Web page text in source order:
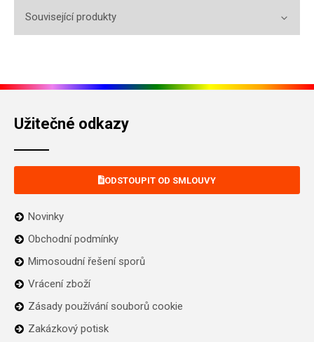
Související produkty
Užitečné odkazy
ODSTOUPIT OD SMLOUVY
Novinky
Obchodní podmínky
Mimosoudní řešení sporů
Vrácení zboží
Zásady používání souborů cookie
Zakázkový potisk